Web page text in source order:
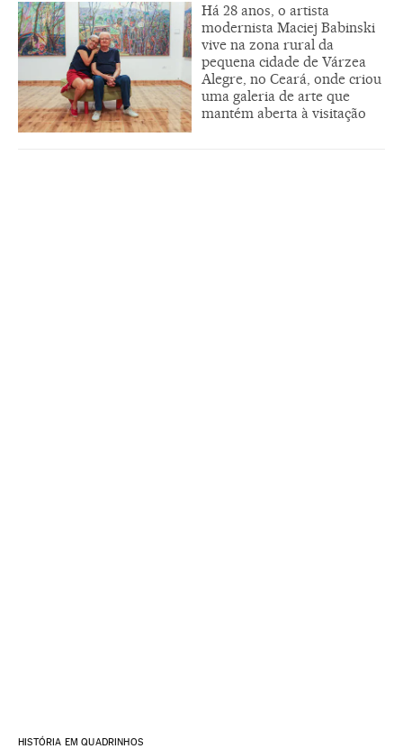
Há 28 anos, o artista
modernista Maciej Babinski
vive na zona rural da
pequena cidade de Várzea
Alegre, no Ceará, onde criou
uma galeria de arte que
mantém aberta à visitação
HISTÓRIA EM QUADRINHOS